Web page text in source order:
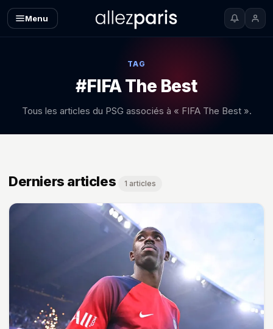
Menu
TAG
#FIFA The Best
Tous les articles du PSG associés à « FIFA The Best ».
Derniers articles 1 articles